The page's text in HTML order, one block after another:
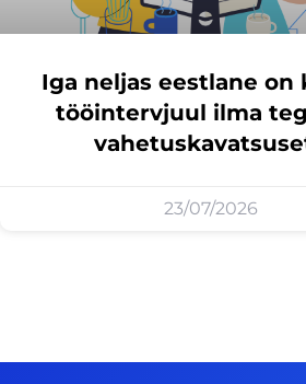
Iga neljas eestlane on
tööintervjuul ilma
23/07/2026